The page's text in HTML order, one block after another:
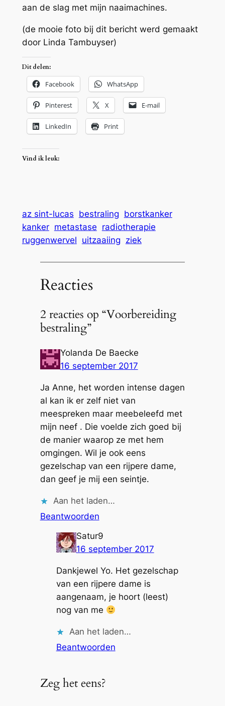
aan de slag met mijn naaimachines.
(de mooie foto bij dit bericht werd gemaakt
door Linda Tambuyser)
Dit delen:
Facebook WhatsApp
Pinterest X E-mail
LinkedIn Print
Vind ik leuk:
az sint-lucas bestraling borstkanker
kanker metastase radiotherapie
ruggenwervel uitzaaiing ziek
Reacties
2 reacties op “Voorbereiding
bestraling”
Yolanda De Baecke
16 september 2017
Ja Anne, het worden intense dagen
al kan ik er zelf niet van
meespreken maar meebeleefd met
mijn neef . Die voelde zich goed bij
de manier waarop ze met hem
omgingen. Wil je ook eens
gezelschap van een rijpere dame,
dan geef je mij een seintje.
Aan het laden…
Beantwoorden
Satur9
16 september 2017
Dankjewel Yo. Het gezelschap
van een rijpere dame is
aangenaam, je hoort (leest)
nog van me
Aan het laden…
Beantwoorden
Zeg het eens?